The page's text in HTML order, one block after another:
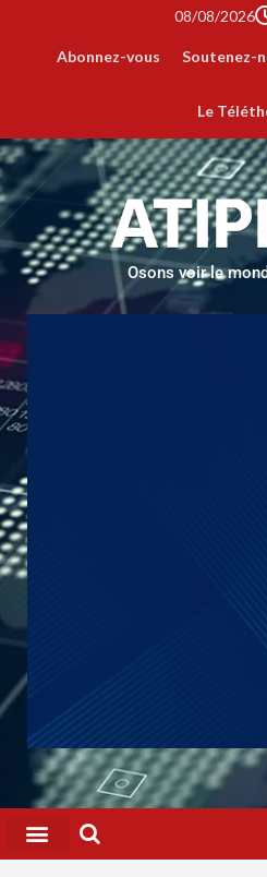
08/08/2026
Abonnez-vous Soutenez-
Le
Osons voir le